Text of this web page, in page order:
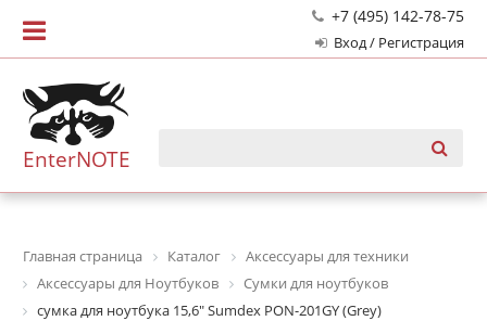
+7 (495) 142-78-75
Вход / Регистрация
EnterNOTE
Главная страница Каталог
Аксессуары для техники
Аксессуары для Ноутбуков
Сумки для ноутбуков
сумка для ноутбука 15,6" Sumdex PON-201GY (Grey)